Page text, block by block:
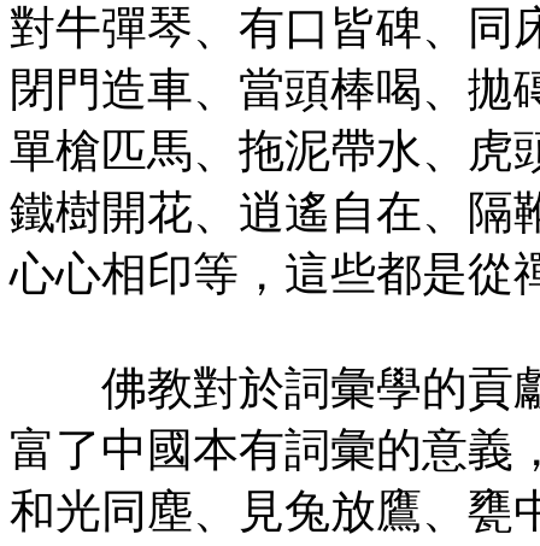
對牛彈琴、有口皆碑、同
閉門造車、當頭棒喝、拋
單槍匹馬、拖泥帶水、虎
鐵樹開花、逍遙自在、隔
心心相印等，這些都是從
佛教對於詞彙學的貢
富了中國本有詞彙的意義
和光同塵、見兔放鷹、甕